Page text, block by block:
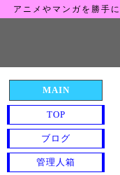
アニメやマンガを勝手
MAIN
TOP
ブログ
管理人箱